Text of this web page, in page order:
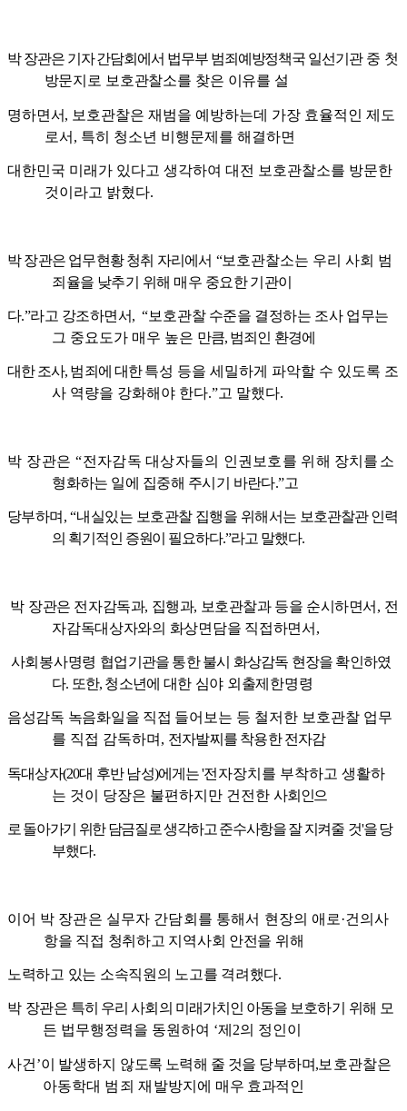
박 장관은 기자 간담회에서 법무부 범죄예방정책국 일선기관 중 첫
방문지로 보호관찰소를 찾은 이유를 설
명하면서, 보호관찰은 재범을 예방하는데 가장 효율적인 제도
로서 , 특히 청소년 비행문제를 해결하면
대한민국 미래가 있다고 생각하여 대전 보호관찰소를 방문한
것이라고 밝혔다.
박 장관은 업무현황 청취 자리에서 “보호관찰소는 우리 사회 범
죄율을 낮추기 위해 매우 중요한 기관이
다.”라고 강조하면서, “보호관찰 수준을 결정하는 조사 업무는
그 중요도가 매우 높은 만큼, 범죄인 환경에
대한 조사, 범죄에 대한특성 등을 세밀하게 파악할 수 있도록 조
사 역량을 강화해야 한다.”고 말했다.
박 장관은“전자감독 대상자들의 인권보호를 위해 장치를 소
형화하는 일에 집중해 주시기 바란다.”고
당부하며 , “내실있는 보호관찰 집행을 위해서는 보호관찰관 인력
의 획기적인 증원이 필요하다.”라고 말했다.
박 장관은 전자감독과, 집행과, 보호관찰과 등을 순시하면서 , 전
자감독대상자와의 화상면담을 직접하면서 ,
사회봉사명령 협업기관을 통한 불시 화상감독 현장을 확인하였
다. 또한, 청소년에 대한 심야 외출제한명령
음성감독 녹음화일을 직접 들어 보는 등 철저한 보호관찰 업무
를 직접 감독하며 , 전자발찌를 착용한 전자감
독대상자(20대 후반 남성)에게 는'전자장치를 부착하고 생활하
는 것이 당장은 불편하지만 건전한 사회인으
로 돌아가기 위한 담금질로 생각하고 준수사항을 잘 지켜줄 것'을 당
부했다.
이어 박 장관은 실무자 간담회를 통해서 현장의 애로·건의사
항을 직접 청취하고 지역사회 안전을 위해
노력하고 있는 소속직원의 노고를 격려했다.
박 장관은 특히 우리 사회의 미래가치인 아동을 보호하기 위해 모
든 법무행정력을 동원하여 ‘제 2의 정인이
사건 ’이 발생하지 않도록 노력해 줄 것을 당부하며,보호관찰은
아동학대 범죄 재발방지에 매 우 효과적인